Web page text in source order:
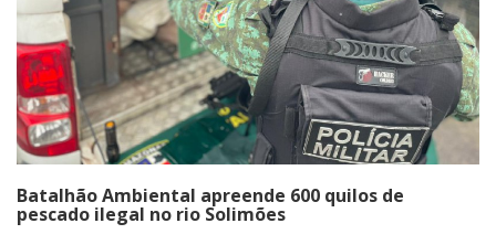
Batalhão Ambiental apreende 600 quilos de
pescado ilegal no rio Solimões